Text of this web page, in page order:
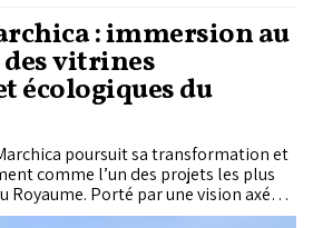
: immersion au
des vitrines
écologiques du
poursuit sa transformation et
comme l’un des projets les plus
Porté par une vision axée
ce chantier de grande